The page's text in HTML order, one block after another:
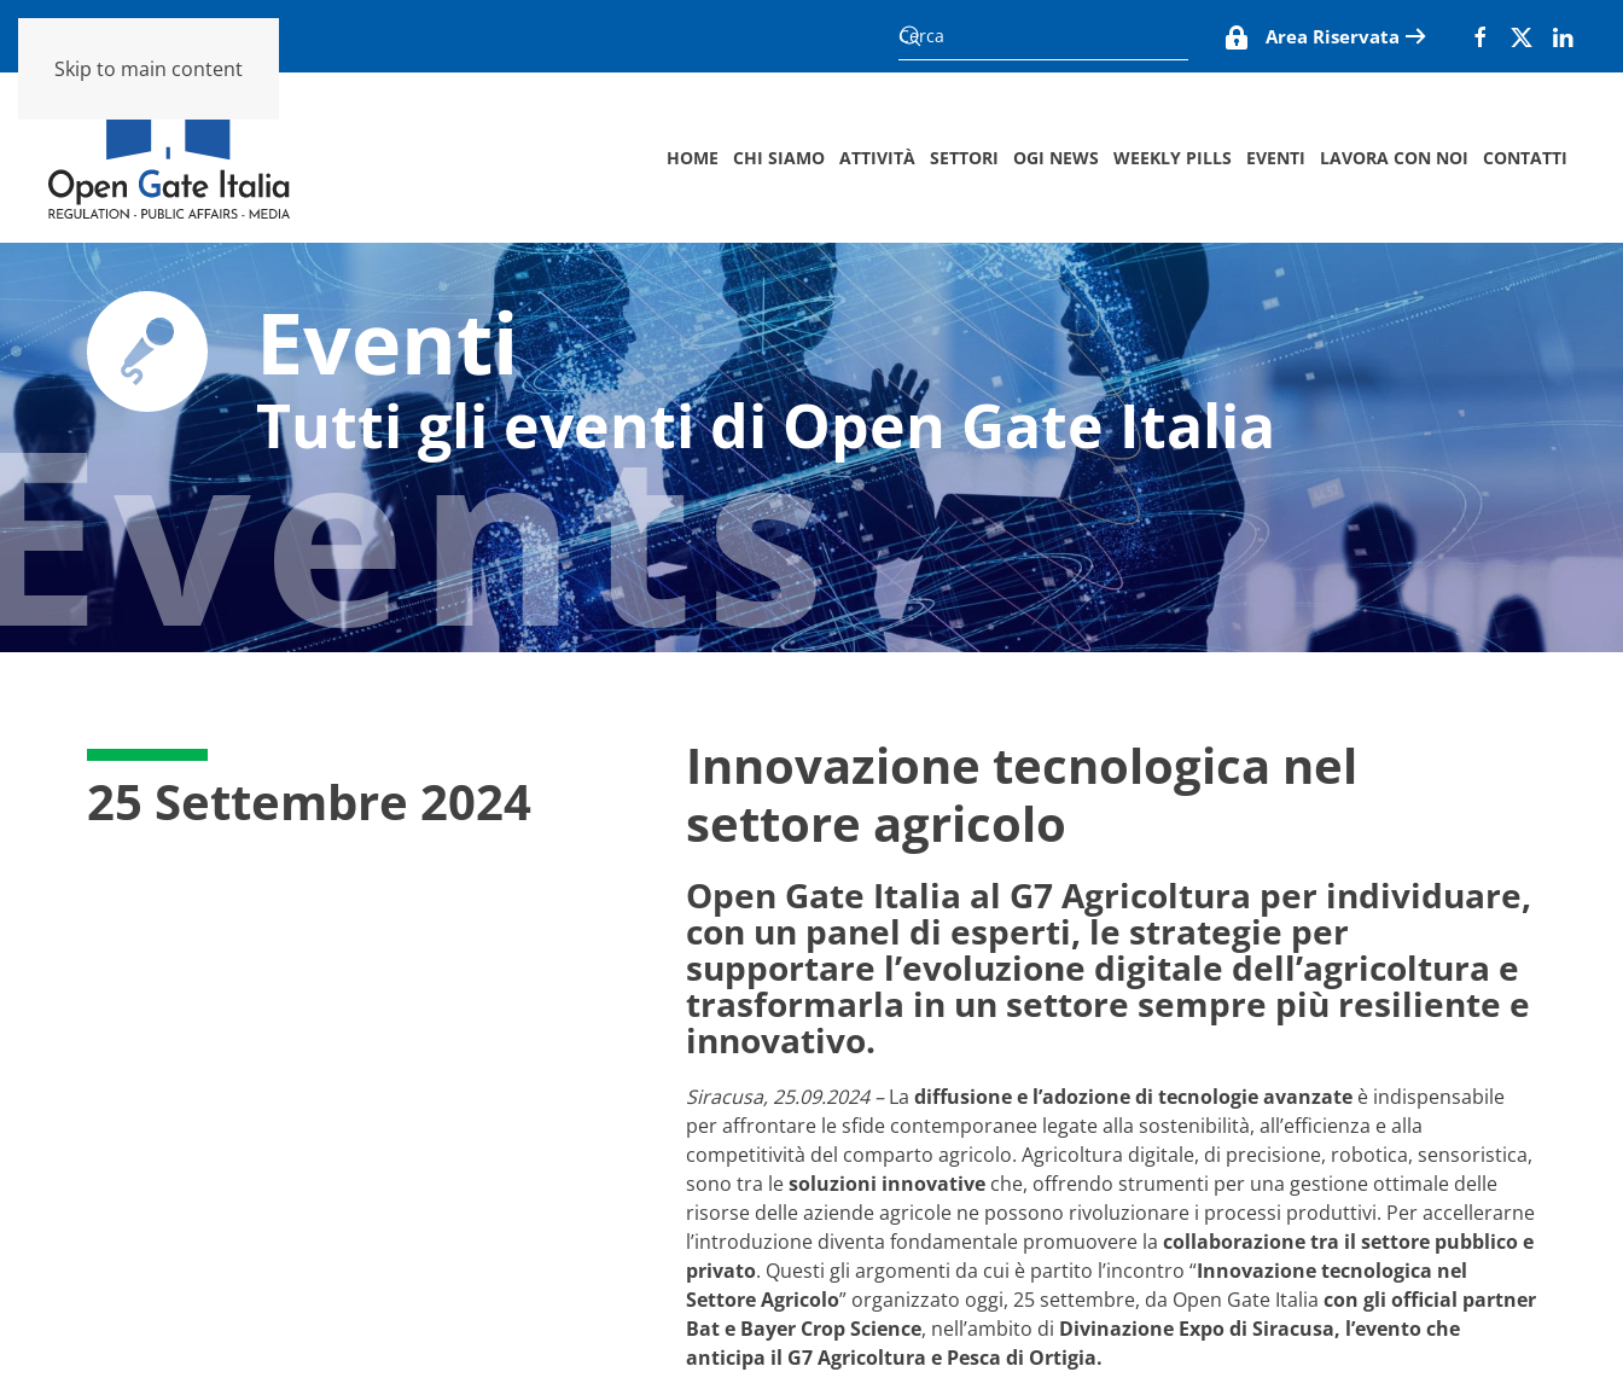
Skip to main content
Area Riservata
HOME CHI SIAMO ATTIVITÀ SETTORI OGI NEWS WEEKLY PILLS EVENTI LAVORA CON NOI CONTATTI
Eventi
Tutti gli eventi di Open Gate Italia
25 Settembre 2024
Innovazione tecnologica nel
settore agricolo
Open Gate Italia al G7 Agricoltura per individuare,
con un panel di esperti, le strategie per
supportare l’evoluzione digitale dell’agricoltura e
trasformarla in un settore sempre più resiliente e
innovativo.
Siracusa, 25.09.2024 –La diffusione e l’adozione di tecnologie avanzate è indispensabile
per affrontare le sfide contemporanee legate alla sostenibilità, all’efficienza e alla
competitività del comparto agricolo. Agricoltura digitale, di precisione, robotica, sensoristica,
sono tra lesoluzioni innovative che, offrendo strumenti per una gestione ottimale delle
risorse delle aziende agricole ne possono rivoluzionare i processi produttivi. Per accellerarne
l’introduzione diventa fondamentale promuovere la collaborazione tra il settore pubblico e
privato. Questi gli argomenti da cui è partito l’incontro “Innovazione tecnologica nel
Settore Agricolo” organizzato oggi, 25 settembre, da Open Gate Italia con gli official partner
Bat e Bayer Crop Science, nell’ambito di Divinazione Expo di Siracusa, l’evento che
anticipa il G7 Agricoltura e Pesca di Ortigia.